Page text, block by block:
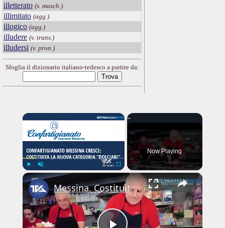
illetterato (s. masch.)
illimitato (agg.)
illogico (agg.)
illudere (v. trans.)
illudersi (v. pron.)
Sfoglia il dizionario italiano-tedesco a partire da:
×
Play Unmute Fullscreen
Now Playing
×
Messina. Costituita la nuova categoria “Dolciari” all’interno di Confartigianato